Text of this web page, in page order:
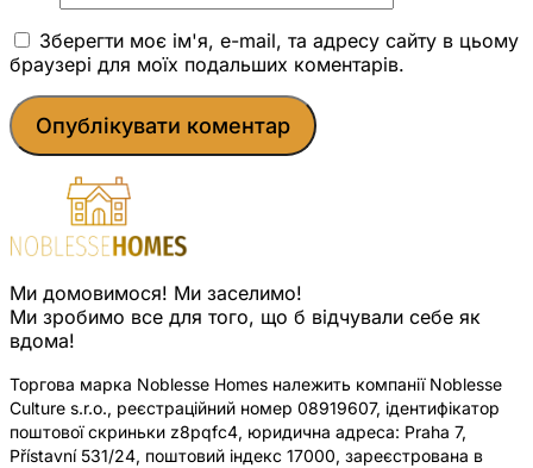
Зберегти моє ім'я, e-mail, та адресу сайту в цьому
браузері для моїх подальших коментарів.
Ми домовимося! Ми заселимо!
Ми зробимо все для того, що б відчували себе як
вдома!
Торгова марка Noblesse Homes належить компанії Noblesse
Culture s.r.o., реєстраційний номер 08919607, ідентифікатор
поштової скриньки z8pqfc4, юридична адреса: Praha 7,
Přístavní 531/24, поштовий індекс 17000, зареєстрована в